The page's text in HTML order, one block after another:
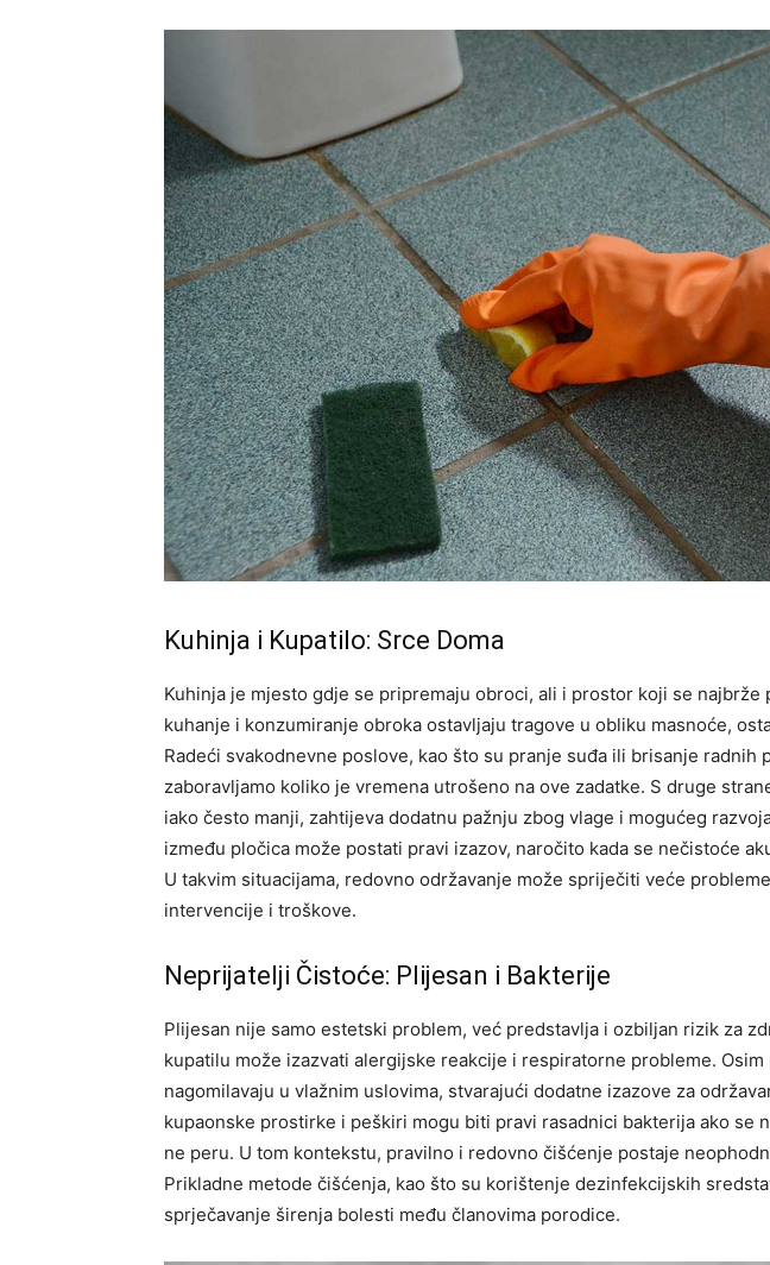
Kuhinja i Kupatilo: Srce Doma
Kuhinja je mjesto gdje se pripremaju obroci, ali i prostor koji se najbrže
kuhanje i konzumiranje obroka ostavljaju tragove u obliku masnoće,
Radeći svakodnevne poslove, kao što su pranje suđa ili brisanje radnih
zaboravljamo koliko je vremena utrošeno na ove zadatke. S druge
iako često manji, zahtijeva dodatnu pažnju zbog vlage i mogućeg
između pločica može postati pravi izazov, naročito kada se nečistoće
U takvim situacijama, redovno održavanje može spriječiti veće
intervencije i troškove.
Neprijatelji Čistoće: Plijesan i Bakterije
Plijesan nije samo estetski problem, već predstavlja i ozbiljan rizik za
kupatilu može izazvati alergijske reakcije i respiratorne probleme.
nagomilavaju u vlažnim uslovima, stvarajući dodatne izazove za
kupaonske prostirke i peškiri mogu biti pravi rasadnici bakterija ako se
ne peru. U tom kontekstu, pravilno i redovno čišćenje postaje
Prikladne metode čišćenja, kao što su korištenje dezinfekcijskih
sprječavanje širenja bolesti među članovima porodice.